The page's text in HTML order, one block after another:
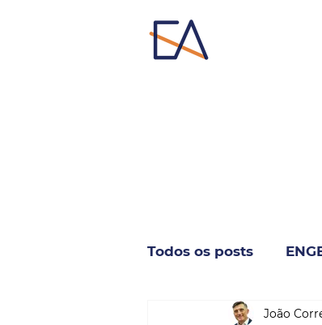
Todos os posts
INDUSTRIA &João